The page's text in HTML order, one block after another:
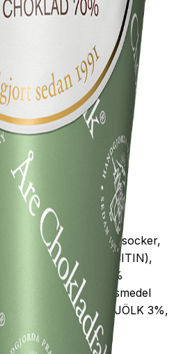
73% (kakaomassa, socker,
(
E322 SOJALECITIN),
mörk choklad 57%
emulgeringsmedel
vaniljarom), ( MJÖLK 3%,